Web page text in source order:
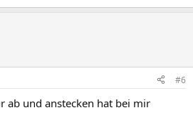
#6
ab und anstecken hat bei mir